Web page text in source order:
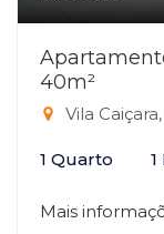
40m²
Vila
1 Quarto
Mais